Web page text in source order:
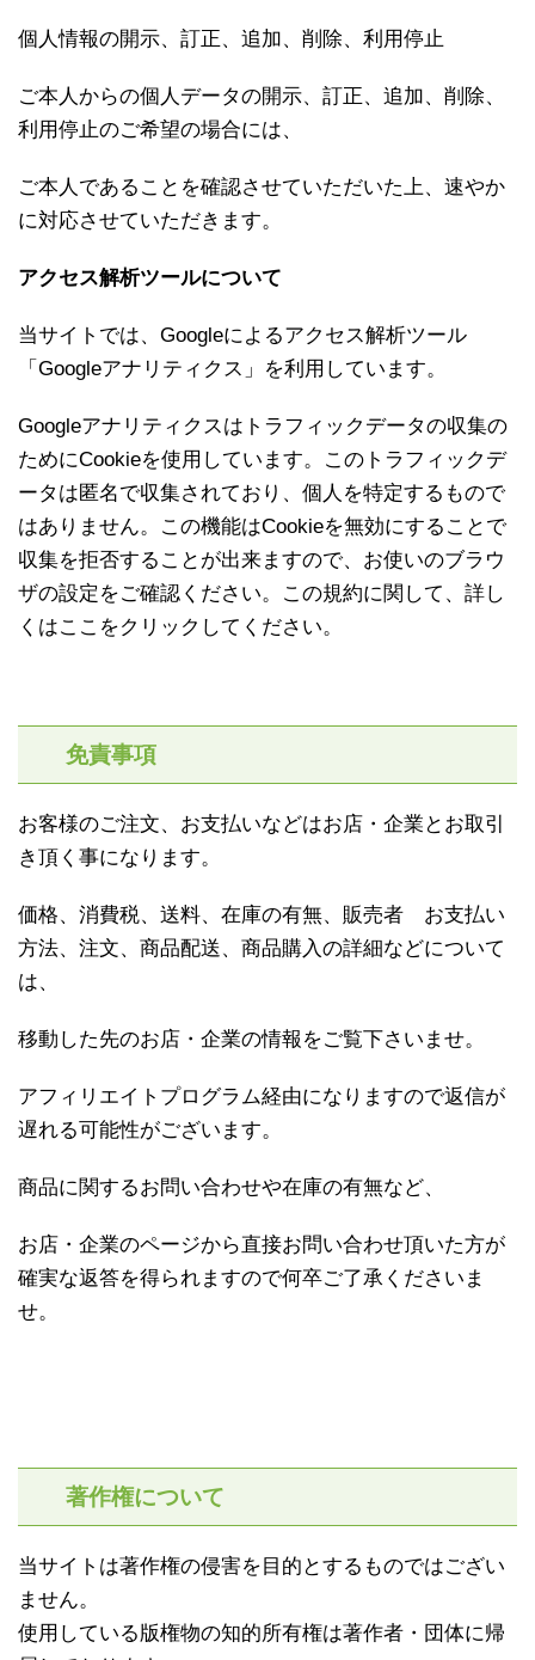
個人情報の開示、訂正、追加、削除、利用停止
ご本人からの個人データの開示、訂正、追加、削除、
利用停止のご希望の場合には、
ご本人であることを確認させていただいた上、速やか
に対応させていただきます。
アクセス解析ツールについて
当サイトでは、Googleによるアクセス解析ツール
「Googleアナリティクス」を利用しています。
Googleアナリティクスはトラフィックデータの収集の
ためにCookieを使用しています。このトラフィックデ
ータは匿名で収集されており、個人を特定するもので
はありません。この機能はCookieを無効にすることで
収集を拒否することが出来ますので、お使いのブラウ
ザの設定をご確認ください。この規約に関して、詳し
くはここをクリックしてください。
免責事項
お客様のご注文、お支払いなどはお店・企業とお取引
き頂く事になります。
価格、消費税、送料、在庫の有無、販売者 お支払い
方法、注文、商品配送、商品購入の詳細などについて
は、
移動した先のお店・企業の情報をご覧下さいませ。
アフィリエイトプログラム経由になりますので返信が
遅れる可能性がございます。
商品に関するお問い合わせや在庫の有無など、
お店・企業のページから直接お問い合わせ頂いた方が
確実な返答を得られますので何卒ご了承くださいま
せ。
著作権について
当サイトは著作権の侵害を目的とするものではござい
ません。
使用している版権物の知的所有権は著作者・団体に帰